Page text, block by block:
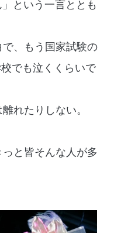
という一言ととも
、もう国家試験の
でも泣くくらいで
れたりしない。
と皆そんな人が多